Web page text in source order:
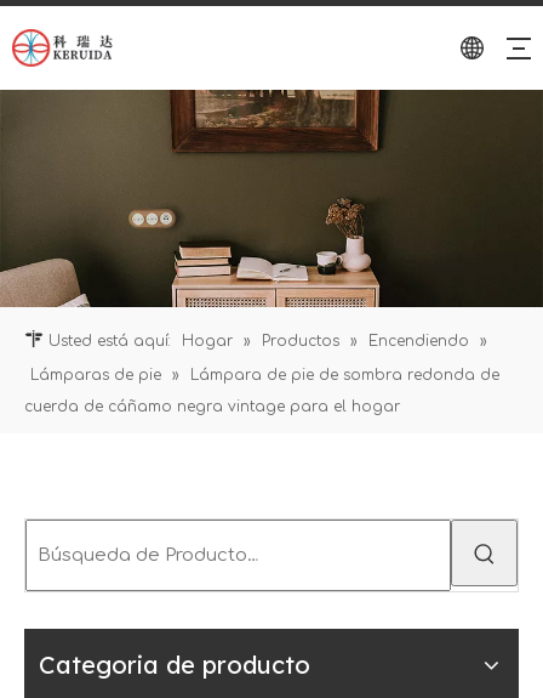
Usted está aquí: Hogar » Productos » Encendiendo
»
Lámparas de pie
»
Lámpara de pie de sombra redonda de
cuerda de cáñamo negra vintage para el hogar
Categoria de producto